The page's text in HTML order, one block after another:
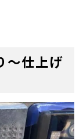
～仕上げ